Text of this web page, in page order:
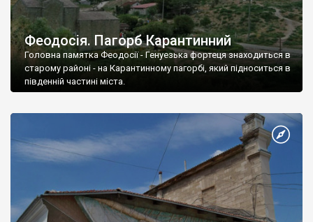
Феодосія. Пагорб Карантинний
Головна памятка Феодосії - Генуезька фортеця знаходиться в
старому районі - на Карантинному пагорбі, який підноситься в
південній частині міста.